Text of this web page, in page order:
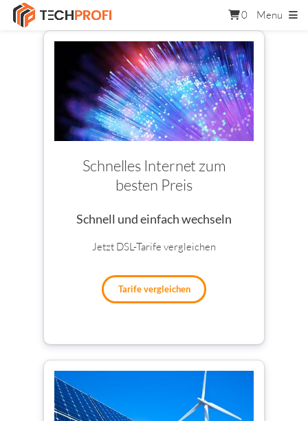
0 Menu
Schnelles Internet zum
besten Preis
Schnell und einfach wechseln
Jetzt DSL-Tarife vergleichen
Tarife vergleichen